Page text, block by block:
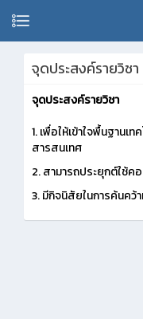
จุดประสงค์รายวิชา
จุดประสงค์รายวิชา
1.เพื่อให้เข้าใจพื้นฐานเ
สารสนเทศ
2.สามารถประยุกต์ใช้ค
3.มีกิจนิสัยในการค้นคว้